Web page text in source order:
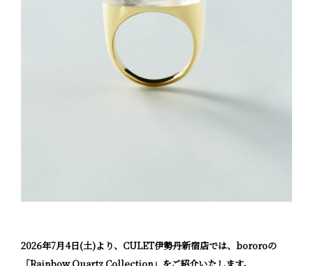
2026年7月4日(土)より、CULET伊勢丹新宿店では、bororoの